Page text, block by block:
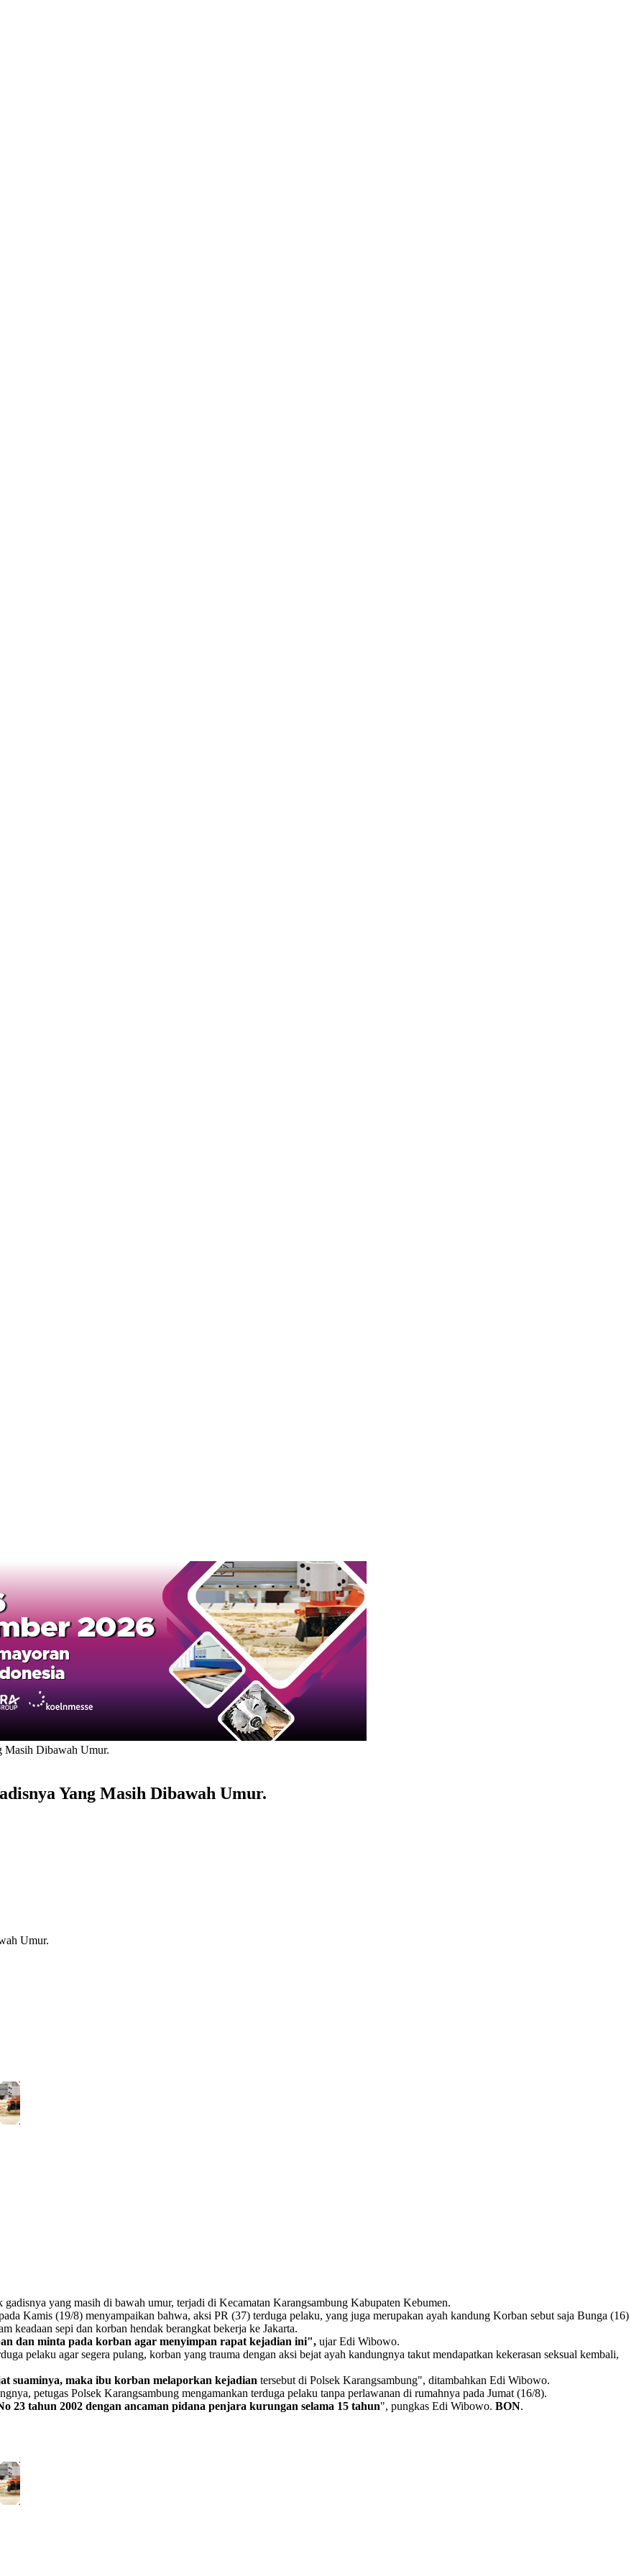
Masih Dibawah Umur.
Yang Masih Dibawah Umur.
Umur.
yang masih di bawah umur, terjadi di Kecamatan Karangsambung Kabupaten Kebumen.
Kamis (19/8) menyampaikan bahwa, aksi PR (37) terduga pelaku, yang juga merupakan ayah kandung Korban sebut saja Bunga (16)
keadaan sepi dan korban hendak berangkat bekerja ke Jakarta.
dan minta pada korban agar menyimpan rapat kejadian ini", ujar Edi Wibowo.
pelaku agar segera pulang, korban yang trauma dengan aksi bejat ayah kandungnya takut mendapatkan kekerasan seksual kembali,
suaminya, maka ibu korban melaporkan kejadian tersebut di Polsek Karangsambung", ditambahkan Edi Wibowo.
petugas Polsek Karangsambung mengamankan terduga pelaku tanpa perlawanan di rumahnya pada Jumat (16/8).
23 tahun 2002 dengan ancaman pidana penjara kurungan selama 15 tahun", pungkas Edi Wibowo. BON.